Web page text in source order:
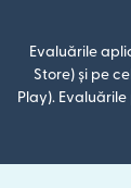
Evaluările
Store) și pe
Play).